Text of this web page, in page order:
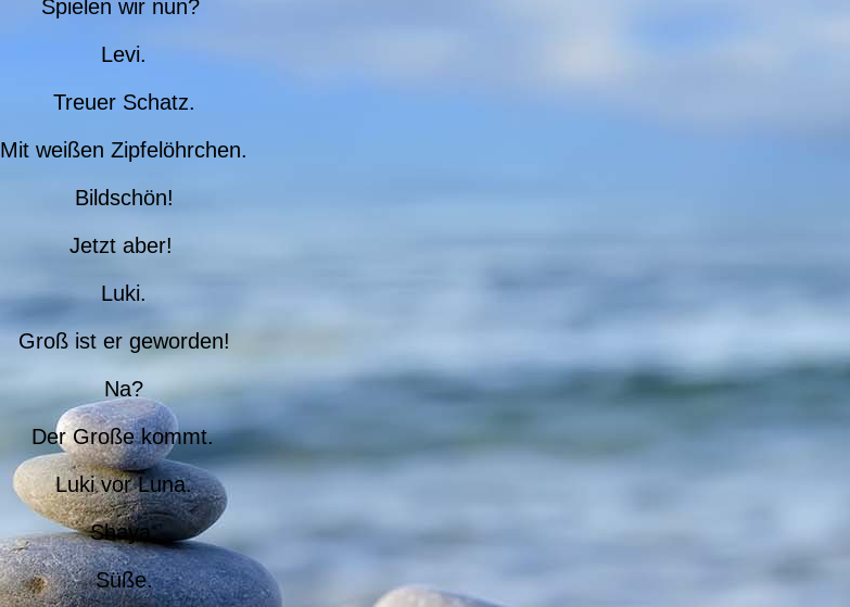
Spielen wir nun?
Levi.
Treuer Schatz.
Mit weißen Zipfelöhrchen.
Bildschön!
Jetzt aber!
Luki.
Groß ist er geworden!
Na?
Der Große kommt.
Luki vor Luna.
Shaya.
Süße.